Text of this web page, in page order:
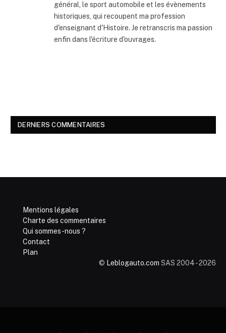
général, le sport automobile et les évènements
historiques, qui recoupent ma profession
d'enseignant d'Histoire. Je retranscris ma passion
enfin dans l'écriture d'ouvrages.
DERNIERS COMMENTAIRES
Mentions légales
Charte des commentaires
Qui sommes-nous ?
Contact
Plan
© Leblogauto.com SAS 2004 - 2026